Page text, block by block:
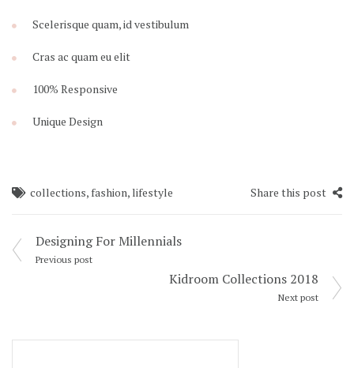
Scelerisque quam, id vestibulum
Cras ac quam eu elit
100% Responsive
Unique Design
collections,fashion,lifestyle Share this post
Navigation
de
Designing For Millennials
Previous post
Kidroom Collections 2018
Next post